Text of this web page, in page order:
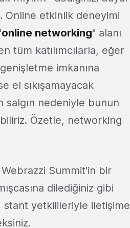
Online etkinlik deneyimi
online networking" alanı
tüm katılımcılarla, eğer
imkanına
el sıkışamayacak
salgın nedeniyle bunun
Özetle, networking
Summit'in bir
dilediğiniz gibi
stant yetkilileriyle iletişime